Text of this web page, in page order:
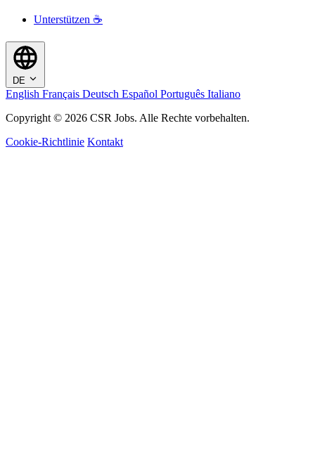
Unterstützen ☕
DE
English Français Deutsch Español Português Italiano
Copyright © 2026 CSR Jobs. Alle Rechte vorbehalten.
Cookie-Richtlinie Kontakt